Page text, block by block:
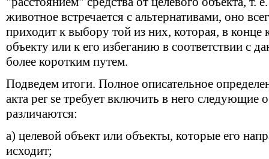
животное встречается с альтернативами, оно
приходит к выбору той из них, которая, в конце
объекту или к его избеганию в соответствии с
более коротким путем.
Подведем итоги. Полное описательное
акта per se требует включить в него следующие
различаются:
а) целевой объект или объекты, которые его
исходит;